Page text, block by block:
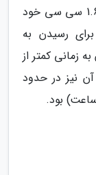
فوت (معادل 240 نیوتون متر) را از موتور 1.618 سی سی خود
کیلوگرمی برای رسیدن به
به زمانی کمتر از
آن نیز در حدود